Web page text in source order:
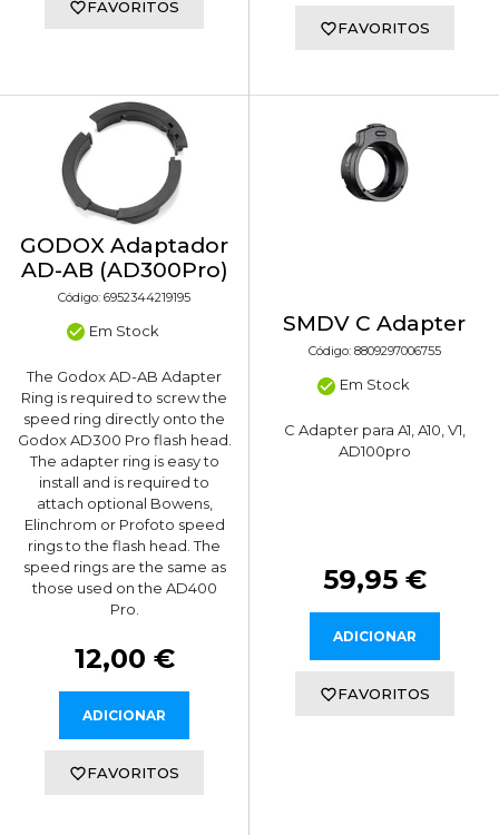
FAVORITOS
FAVORITOS
GODOX Adaptador
AD-AB (AD300Pro)
Código: 6952344219195
Em Stock
The Godox AD-AB Adapter
Ring is required to screw the
speed ring directly onto the
Godox AD300 Pro flash head.
The adapter ring is easy to
install and is required to
attach optional Bowens,
Elinchrom or Profoto speed
rings to the flash head. The
speed rings are the same as
those used on the AD400
Pro.
12,00 €
ADICIONAR
FAVORITOS
SMDV C Adapter
Código: 8809297006755
Em Stock
C Adapter para A1, A10, V1,
AD100pro
59,95 €
ADICIONAR
FAVORITOS